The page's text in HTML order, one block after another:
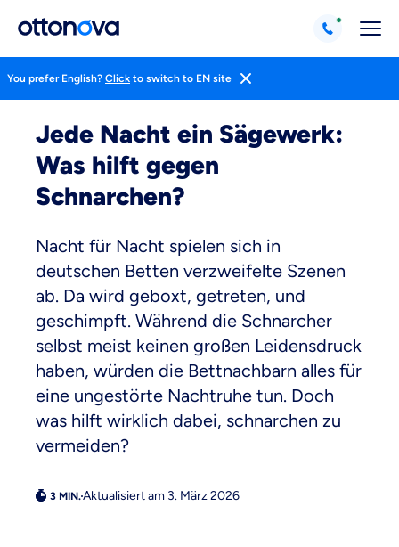
You prefer English? Click to switch to EN site
Gesund Leben
Jede Nacht ein Sägewerk:
Was hilft gegen
Schnarchen?
Nacht für Nacht spielen sich in
deutschen Betten verzweifelte Szenen
ab. Da wird geboxt, getreten, und
geschimpft. Während die Schnarcher
selbst meist keinen großen Leidensdruck
haben, würden die Bettnachbarn alles für
eine ungestörte Nachtruhe tun. Doch
was hilft wirklich dabei, schnarchen zu
vermeiden?
Aktualisiert am 3. März 2026
Weil es uns wichtig ist, dass
Objektive und faire Beratung